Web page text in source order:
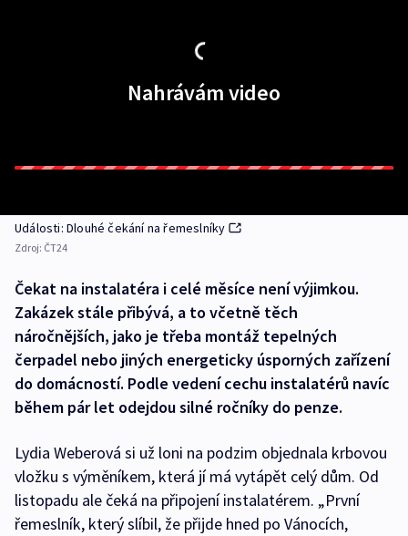
Nahrávám video
Události: Dlouhé čekání na řemeslníky
Zdroj: ČT24
Čekat na instalatéra i celé měsíce není výjimkou.
Zakázek stále přibývá, a to včetně těch
náročnějších, jako je třeba montáž tepelných
čerpadel nebo jiných energeticky úsporných zařízení
do domácností. Podle vedení cechu instalatérů navíc
během pár let odejdou silné ročníky do penze.
Lydia Weberová si už loni na podzim objednala krbovou
vložku s výměníkem, která jí má vytápět celý dům. Od
listopadu ale čeká na připojení instalatérem. „První
řemeslník, který slíbil, že přijde hned po Vánocích,